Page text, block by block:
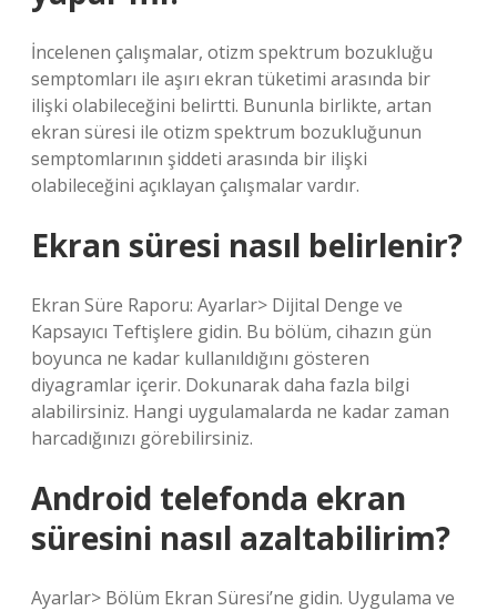
İncelenen çalışmalar, otizm spektrum bozukluğu
semptomları ile aşırı ekran tüketimi arasında bir
ilişki olabileceğini belirtti. Bununla birlikte, artan
ekran süresi ile otizm spektrum bozukluğunun
semptomlarının şiddeti arasında bir ilişki
olabileceğini açıklayan çalışmalar vardır.
Ekran süresi nasıl belirlenir?
Ekran Süre Raporu: Ayarlar> Dijital Denge ve
Kapsayıcı Teftişlere gidin. Bu bölüm, cihazın gün
boyunca ne kadar kullanıldığını gösteren
diyagramlar içerir. Dokunarak daha fazla bilgi
alabilirsiniz. Hangi uygulamalarda ne kadar zaman
harcadığınızı görebilirsiniz.
Android telefonda ekran
süresini nasıl azaltabilirim?
Ayarlar> Bölüm Ekran Süresi’ne gidin. Uygulama ve